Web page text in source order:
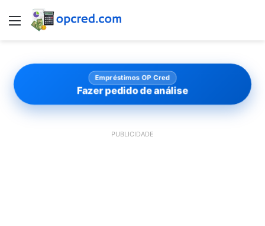
Menu
Empréstimos OP Cred
Fazer pedido de análise
PUBLICIDADE